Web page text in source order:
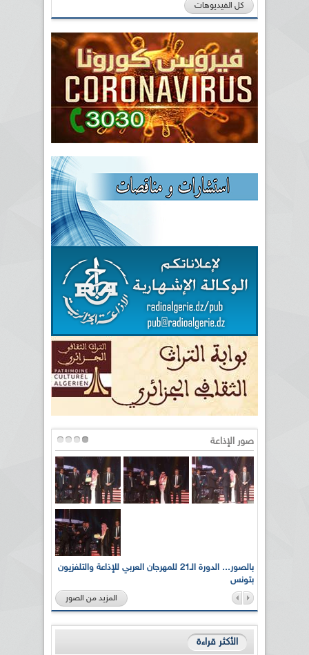
كل الفيديوهات
صور الإذاعة
بالصور... الدورة الـ21 للمهرجان العربي للإذاعة والتلفزيون
بتونس
المزيد من الصور
الأكثر قراءة